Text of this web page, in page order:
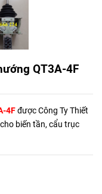
QT3A-4F
4Fđược Công Ty Thiết
biến tần, cẩu trục